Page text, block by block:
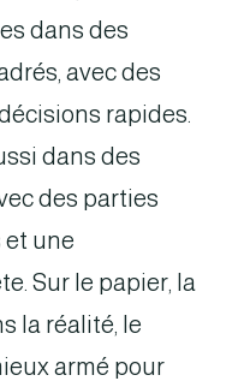
dans des
avec des
rapides.
dans des
des parties
une
Sur le papier, la
la réalité, le
armé pour